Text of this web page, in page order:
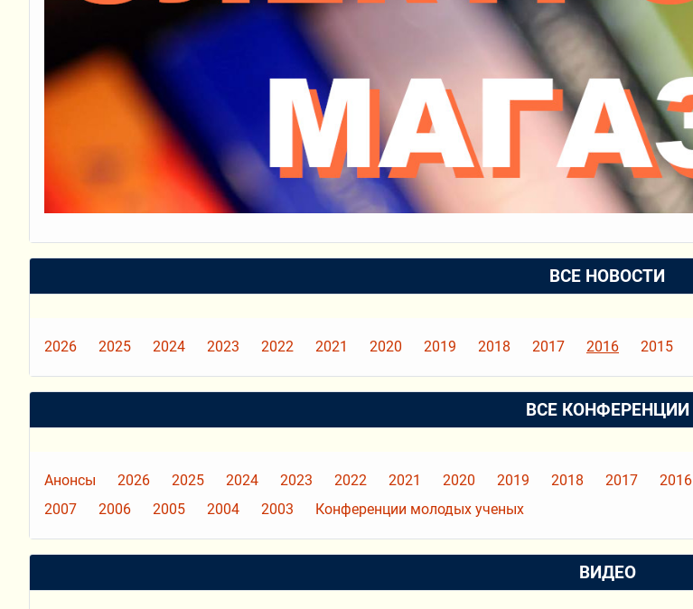
ВСЕ НОВОСТИ
2026 2025 2024 2023 2022 2021 2020 2019 2018 2017 2016 2015
ВСЕ КОНФЕРЕНЦИИ
Анонсы 2026 2025 2024 2023 2022 2021 2020 2019 2018 2017 2016
2007
2006 2005 2004 2003 Конференции молодых ученых
ВИДЕО